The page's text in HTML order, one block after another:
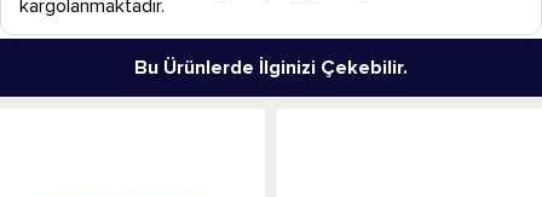
kargolanmaktadır.
Bu Ürünlerde İlginizi Çekebilir.